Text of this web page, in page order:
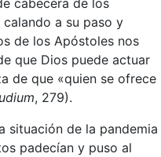
cabecera de los
a su paso y
de los Apóstoles nos
que Dios puede actuar
de que «quien se ofrece
, 279).
situación de la pandemia
padecían y puso al